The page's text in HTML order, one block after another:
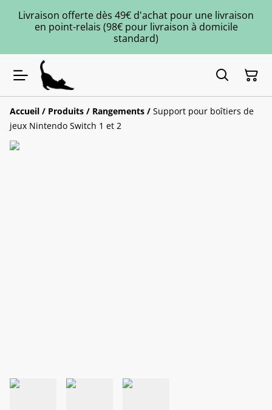
Livraison offerte dès 49€ d'achat pour une livraison
en point-relais (98€ pour livraison à domicile
standard)
Accueil / Produits / Rangements / Support pour boîtiers de
jeux Nintendo Switch 1 et 2